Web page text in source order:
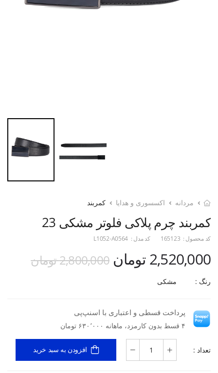
مردانه اکسسوری و هدایا کمربند
کمربند چرم پلاکی فلوتر مشکی 23
کد محصول : 165123 کد مدل : L1052-A0564
2,520,000 تومان 2,800,000 تومان
رنگ : مشکی
پرداخت قسطی و اعتباری با اسنپ‌پی
۴ قسط بدون کارمزد، ماهانه ۶۳۰٬۰۰۰ تومان
تعداد : افزودن به سبد خرید